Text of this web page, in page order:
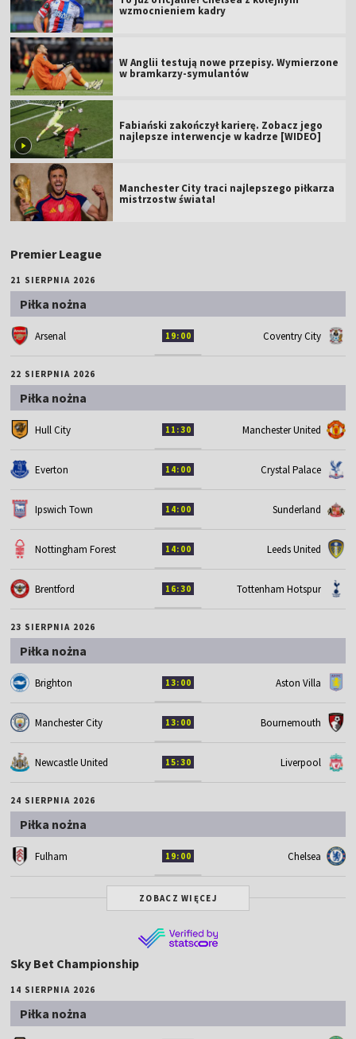
wzmocnieniem kadry
W Anglii testują nowe przepisy. Wymierzone
w bramkarzy-symulantów
Fabiański zakończył karierę. Zobacz jego
najlepsze interwencje w kadrze [WIDEO]
Manchester City traci najlepszego piłkarza
mistrzostw świata!
Premier League
21 SIERPNIA 2026
Piłka nożna
Arsenal 19:00 Coventry City
22 SIERPNIA 2026
Piłka nożna
Hull City 11:30 Manchester United
Everton 14:00 Crystal Palace
Ipswich Town 14:00 Sunderland
Nottingham Forest 14:00 Leeds United
Brentford 16:30 Tottenham Hotspur
23 SIERPNIA 2026
Piłka nożna
Brighton 13:00 Aston Villa
Manchester City 13:00 Bournemouth
Newcastle United 15:30 Liverpool
24 SIERPNIA 2026
Piłka nożna
Fulham 19:00 Chelsea
ZOBACZ WIĘCEJ
Sky Bet Championship
14 SIERPNIA 2026
Piłka nożna